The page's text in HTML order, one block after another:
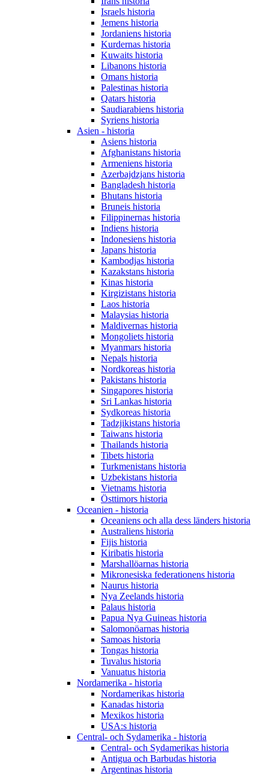
Israels historia
Jemens historia
Jordaniens historia
Kurdernas historia
Kuwaits historia
Libanons historia
Omans historia
Palestinas historia
Qatars historia
Saudiarabiens historia
Syriens historia
Asien - historia
Asiens historia
Afghanistans historia
Armeniens historia
Azerbajdzjans historia
Bangladesh historia
Bhutans historia
Bruneis historia
Filippinernas historia
Indiens historia
Indonesiens historia
Japans historia
Kambodjas historia
Kazakstans historia
Kinas historia
Kirgizistans historia
Laos historia
Malaysias historia
Maldivernas historia
Mongoliets historia
Myanmars historia
Nepals historia
Nordkoreas historia
Pakistans historia
Singapores historia
Sri Lankas historia
Sydkoreas historia
Tadzjikistans historia
Taiwans historia
Thailands historia
Tibets historia
Turkmenistans historia
Uzbekistans historia
Vietnams historia
Östtimors historia
Oceanien - historia
Oceaniens och alla dess länders historia
Australiens historia
Fijis historia
Kiribatis historia
Marshallöarnas historia
Mikronesiska federationens historia
Naurus historia
Nya Zeelands historia
Palaus historia
Papua Nya Guineas historia
Salomonöarnas historia
Samoas historia
Tongas historia
Tuvalus historia
Vanuatus historia
Nordamerika - historia
Nordamerikas historia
Kanadas historia
Mexikos historia
USA:s historia
Central- och Sydamerika - historia
Central- och Sydamerikas historia
Antigua och Barbudas historia
Argentinas historia